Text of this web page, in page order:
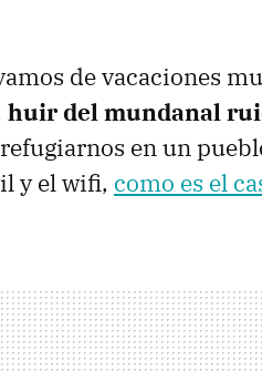
de vacaciones
huir del mundanal
en un
y el wifi, como es el